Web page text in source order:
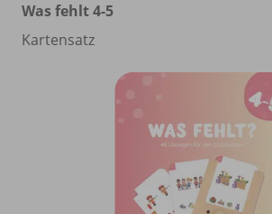
Was fehlt 4-5
Kartensatz